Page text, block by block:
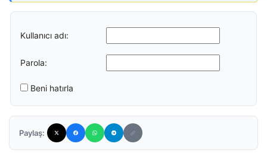
Kullanıcı adı:
Parola:
Beni hatırla
Paylaş: